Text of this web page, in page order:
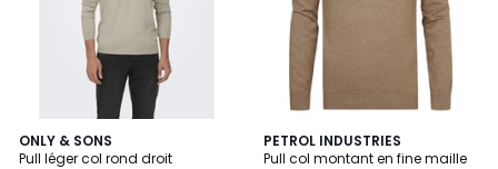
ONLY & SONS
Pull léger col rond droit
4,4
/ 5
PETROL INDUSTRIES
Pull col montant en fine maille